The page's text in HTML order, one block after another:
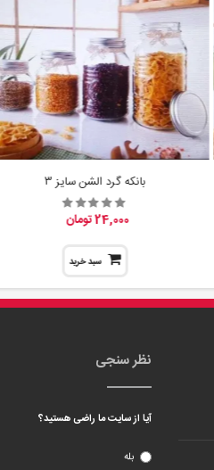
بانکه گرد الشن سایز 3
24,000 تومان
سبد خرید
نظر سنجی
آیا از سایت ما راضی هستید؟
بله